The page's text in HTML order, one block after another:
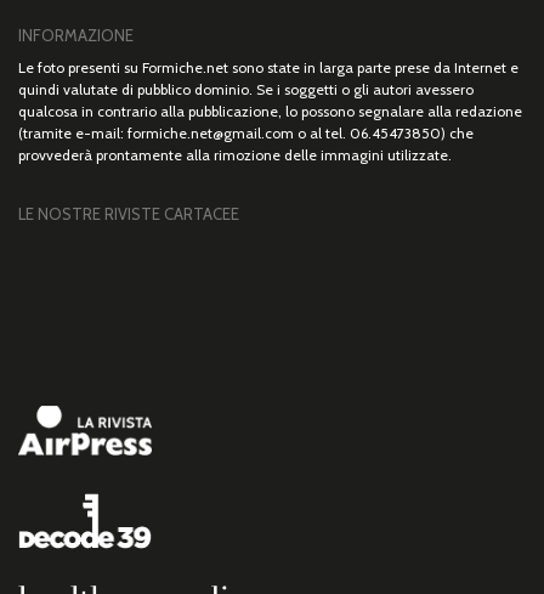
INFORMAZIONE
Le foto presenti su Formiche.net sono state in larga parte prese da Internet e
quindi valutate di pubblico dominio. Se i soggetti o gli autori avessero
qualcosa in contrario alla pubblicazione, lo possono segnalare alla redazione
(tramite e-mail: formiche.net@gmail.com o al tel. 06.45473850) che
provvederà prontamente alla rimozione delle immagini utilizzate.
LE NOSTRE RIVISTE CARTACEE